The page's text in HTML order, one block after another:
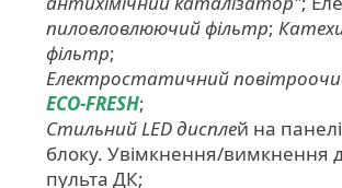
пиловловлюючий фільтр;
фільтр;
Електростатичний
ЕСО-FRESH;
Стильний LED дисплей на
блоку. Увімкнення/вимкнення
пульта ДК;